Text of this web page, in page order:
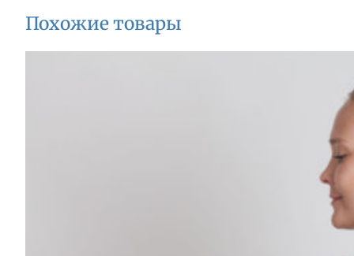
к
ж
Похожие товары